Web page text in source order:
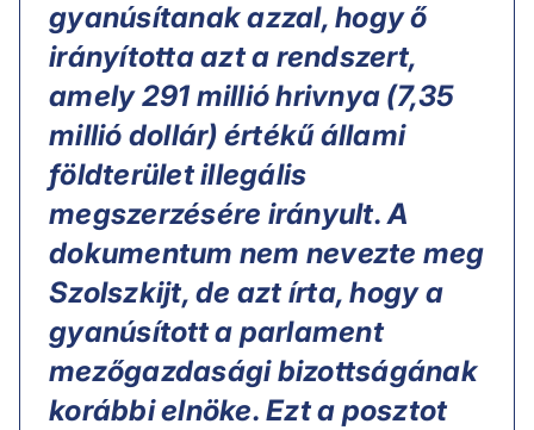
gyanúsítanak azzal, hogy ő
irányította azt a rendszert,
amely 291 millió hrivnya (7,35
millió dollár) értékű állami
földterület illegális
megszerzésére irányult. A
dokumentum nem nevezte meg
Szolszkijt, de azt írta, hogy a
gyanúsított a parlament
mezőgazdasági bizottságának
korábbi elnöke. Ezt a posztot